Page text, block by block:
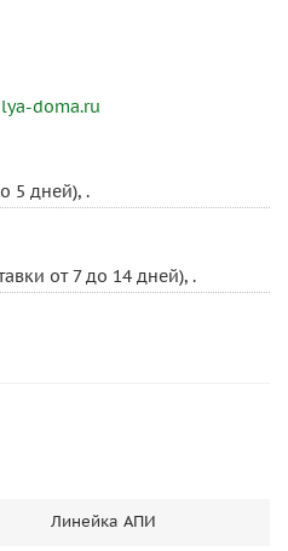
doma.ru
5 дней), .
от 7 до 14 дней), .
Линейка АПИ